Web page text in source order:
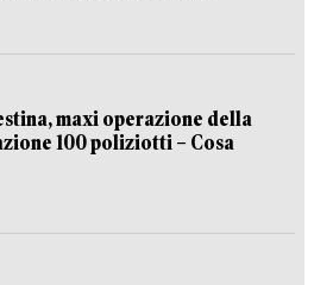
maxi operazione della
100 poliziotti – Cosa